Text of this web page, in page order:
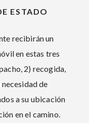
ESTADO
recibirán un
en estas tres
2) recogida,
de
a su ubicación
en el camino.